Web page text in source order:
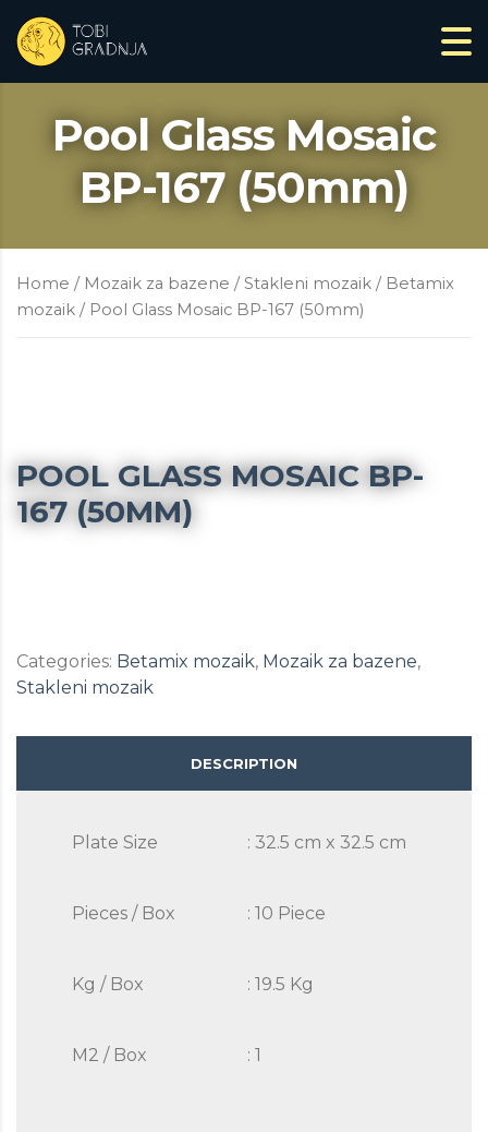
Pool Glass Mosaic
BP-167 (50mm)
Home / Mozaik za bazene /Stakleni mozaik / Betamix
mozaik / Pool Glass Mosaic BP-167 (50mm)
POOL GLASS MOSAIC BP-
167 (50MM)
Categories: Betamix mozaik, Mozaik za bazene,
Stakleni mozaik
DESCRIPTION
Plate Size : 32.5 cm x 32.5 cm
Pieces / Box : 10 Piece
Kg / Box : 19.5 Kg
M2 / Box : 1